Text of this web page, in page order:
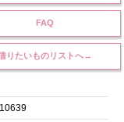
FAQ
りたいものリストへ→
10639